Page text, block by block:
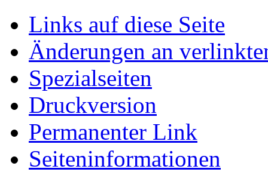
Links auf diese Seite
Änderungen an
Spezialseiten
Druckversion
Permanenter Link
Seiten­informationen